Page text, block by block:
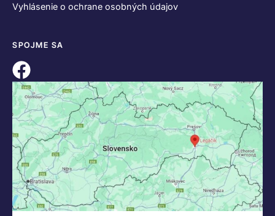
Vyhlásenie o ochrane osobných údajov
SPOJME SA